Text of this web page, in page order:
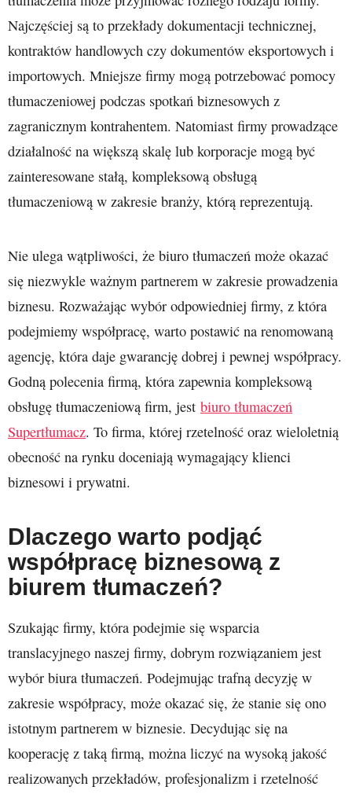
Najczęściej są to przekłady dokumentacji technicznej,
kontraktów handlowych czy dokumentów eksportowych i
importowych. Mniejsze firmy mogą potrzebować pomocy
tłumaczeniowej podczas spotkań biznesowych z
zagranicznym kontrahentem. Natomiast firmy prowadzące
działalność na większą skalę lub korporacje mogą być
zainteresowane stałą, kompleksową obsługą
tłumaczeniową w zakresie branży, którą reprezentują.
Nie ulega wątpliwości, że biuro tłumaczeń może okazać
się niezwykle ważnym partnerem w zakresie prowadzenia
biznesu. Rozważając wybór odpowiedniej firmy, z która
podejmiemy współpracę, warto postawić na renomowaną
agencję, która daje gwarancję dobrej i pewnej współpracy.
Godną polecenia firmą, która zapewnia kompleksową
obsługę tłumaczeniową firm, jest biuro tłumaczeń
Supertłumacz. To firma, której rzetelność oraz wieloletnią
obecność na rynku doceniają wymagający klienci
biznesowi i prywatni.
Dlaczego warto podjąć
współpracę biznesową z
biurem tłumaczeń?
Szukając firmy, która podejmie się wsparcia
translacyjnego naszej firmy, dobrym rozwiązaniem jest
wybór biura tłumaczeń. Podejmując trafną decyzję w
zakresie współpracy, może okazać się, że stanie się ono
istotnym partnerem w biznesie. Decydując się na
kooperację z taką firmą, można liczyć na wysoką jakość
realizowanych przekładów, profesjonalizm i rzetelność